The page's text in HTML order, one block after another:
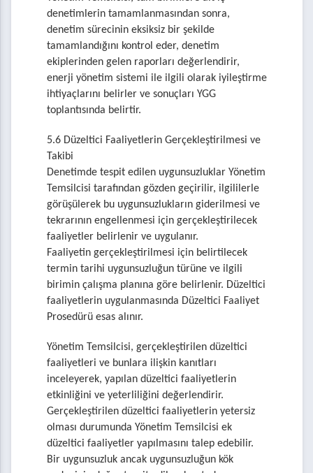
denetimlerin tamamlanmasından sonra,
denetim sürecinin eksiksiz bir şekilde
tamamlandığını kontrol eder, denetim
ekiplerinden gelen raporları değerlendirir,
enerji yönetim sistemi ile ilgili olarak iyileştirme
ihtiyaçlarını belirler ve sonuçları YGG
toplantısında belirtir.
5.6 Düzeltici Faaliyetlerin Gerçekleştirilmesi ve
Takibi
Denetimde tespit edilen uygunsuzluklar Yönetim
Temsilcisi tarafından gözden geçirilir, ilgililerle
görüşülerek bu uygunsuzlukların giderilmesi ve
tekrarının engellenmesi için gerçekleştirilecek
faaliyetler belirlenir ve uygulanır.
Faaliyetin gerçekleştirilmesi için belirtilecek
termin tarihi uygunsuzluğun türüne ve ilgili
birimin çalışma planına göre belirlenir. Düzeltici
faaliyetlerin uygulanmasında Düzeltici Faaliyet
Prosedürü esas alınır.
Yönetim Temsilcisi, gerçekleştirilen düzeltici
faaliyetleri ve bunlara ilişkin kanıtları
inceleyerek, yapılan düzeltici faaliyetlerin
etkinliğini ve yeterliliğini değerlendirir.
Gerçekleştirilen düzeltici faaliyetlerin yetersiz
olması durumunda Yönetim Temsilcisi ek
düzeltici faaliyetler yapılmasını talep edebilir.
Bir uygunsuzluk ancak uygunsuzluğun kök